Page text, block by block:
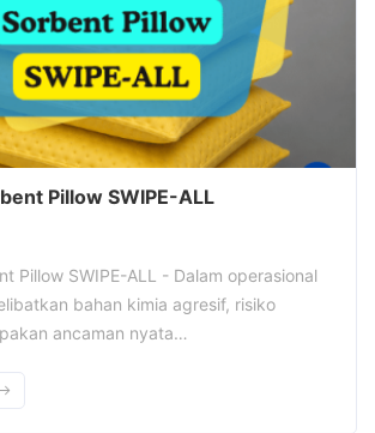
Pillow SWIPE-ALL
Pillow SWIPE-ALL - Dalam operasional
bahan kimia agresif, risiko
ancaman nyata…